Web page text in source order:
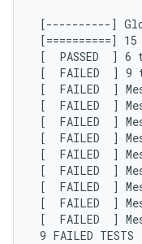
[----------]
[==========]
[  PASSED  ] 6
[  FAILED  ] 9
[  FAILED  ]
[  FAILED  ]
[  FAILED  ]
[  FAILED  ]
[  FAILED  ]
[  FAILED  ]
[  FAILED  ]
[  FAILED  ]
[  FAILED  ]
9 FAILED TESTS